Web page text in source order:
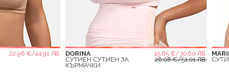
22.96 €/44.91 ЛВ.
DORINA
15.65 €/30.60 ЛВ.
СУТИЕН СУТИЕН ЗА
КЪРМАЧКИ
26.08 €/51.01 ЛВ.